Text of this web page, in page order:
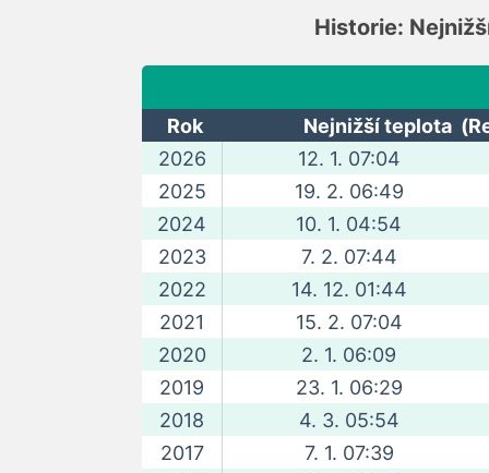
Historie:
Rok
Nejnižší teplota
2026
12. 1. 07:04
2025
19. 2. 06:49
2024
10. 1. 04:54
2023
7. 2. 07:44
2022
14. 12. 01:44
2021
15. 2. 07:04
2020
2. 1. 06:09
2019
23. 1. 06:29
2018
4. 3. 05:54
2017
7. 1. 07:39